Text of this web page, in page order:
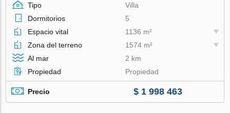
Tipo
Villa
Dormitorios
5
Espacio vital
1136 m²
Zona del terreno
1574 m²
Al mar
2 km
Propiedad
Propiedad
Precio $ 1 998 463